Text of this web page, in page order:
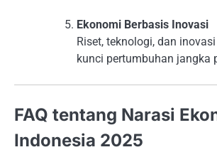
Ekonomi Berbasis Inovasi
Riset, teknologi, dan
kunci pertumbuhan jangka
FAQ tentang Narasi
Indonesia 2025